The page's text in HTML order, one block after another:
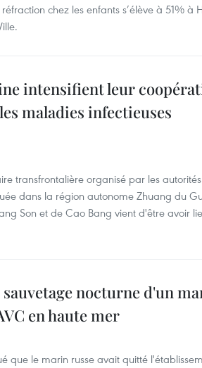
chez les enfants s’élève à 51% à
intensifient leur
maladies infectieuses
transfrontalière organisé par les
dans la région autonome Zhuang du
Son et de Cao Bang vient d'être avoir
nocturne d'un
en haute mer
que le marin russe avait quitté